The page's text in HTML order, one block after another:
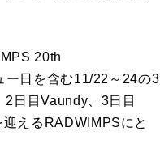
20th
ー日を含む11/22～24の3
日目Vaundy、3日目
えるRADWIMPSにと